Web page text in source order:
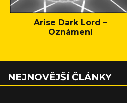
Arise Dark Lord –
Oznámení
NEJNOVĚJŠÍ ČLÁNKY